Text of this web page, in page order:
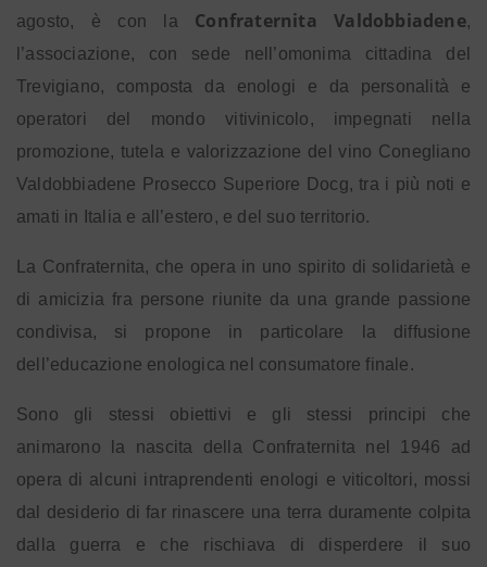
agosto, è con la Confraternita Valdobbiadene,
l’associazione, con sede nell’omonima cittadina del
Trevigiano, composta da enologi e da personalità e
operatori del mondo vitivinicolo, impegnati nella
promozione, tutela e valorizzazione del vino Conegliano
Valdobbiadene Prosecco Superiore Docg, tra i più noti e
amati in Italia e all’estero, e del suo territorio.
La Confraternita, che opera in uno spirito di solidarietà e
di amicizia fra persone riunite da una grande passione
condivisa, si propone in particolare la diffusione
dell’educazione enologica nel consumatore finale.
Sono gli stessi obiettivi e gli stessi principi che
animarono la nascita della Confraternita nel 1946 ad
opera di alcuni intraprendenti enologi e viticoltori, mossi
dal desiderio di far rinascere una terra duramente colpita
dalla guerra e che rischiava di disperdere il suo